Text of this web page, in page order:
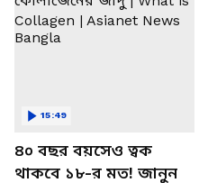
৪০ বছর বয়সেও ত্বক
থাকবে ১৮-র মত! জানুন
15:49